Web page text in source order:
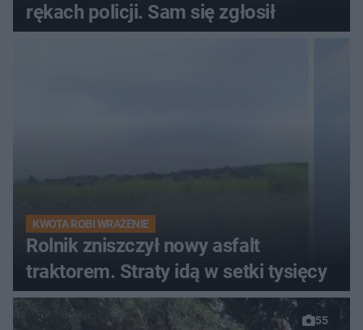
rękach policji. Sam się zgłosił
KWOTA ROBI WRAŻENIE
Rolnik zniszczył nowy asfalt
traktorem. Straty idą w setki tysięcy
55